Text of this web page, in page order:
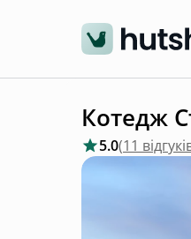
Котедж
5.0(11